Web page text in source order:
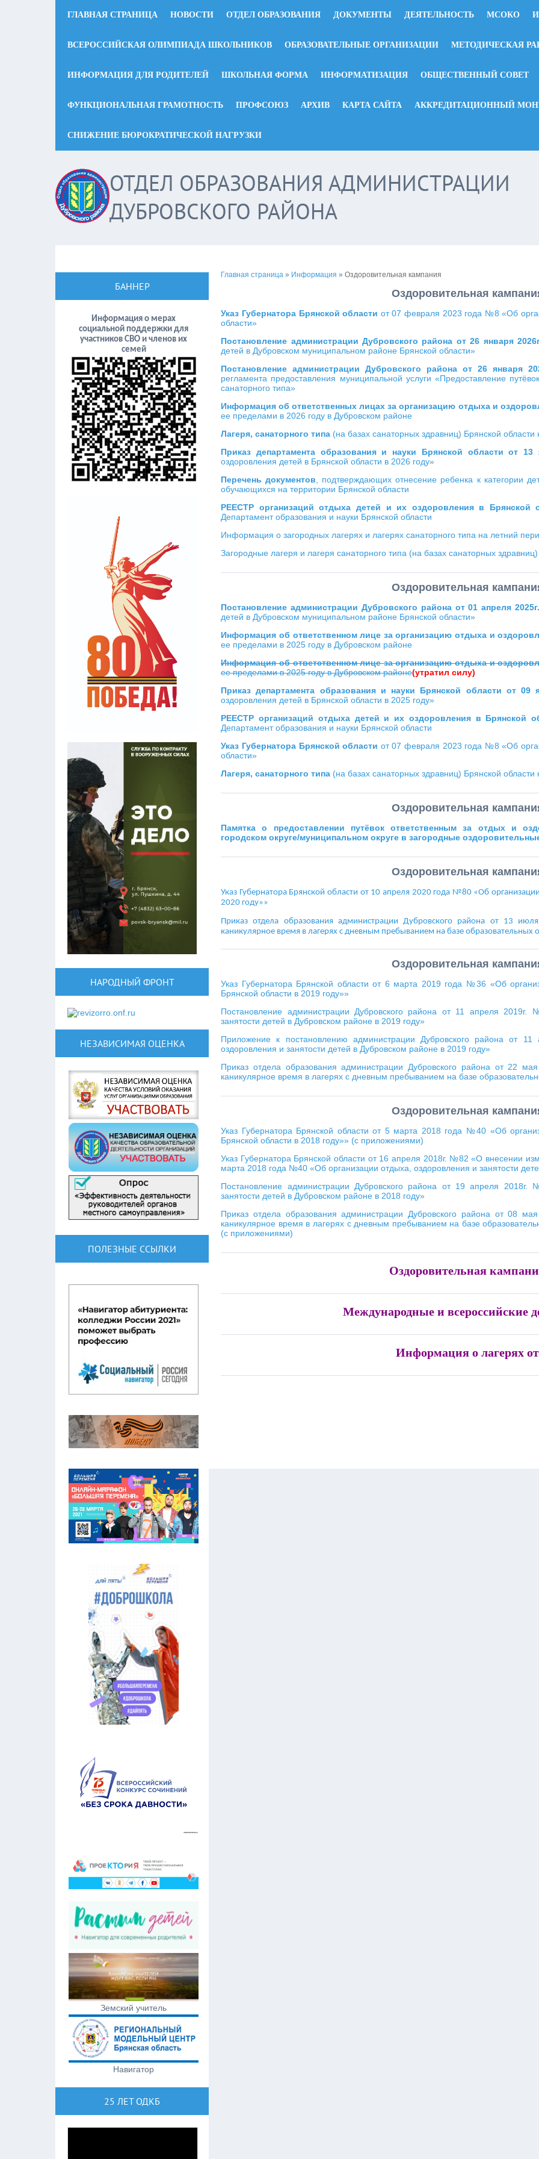
ГЛАВНАЯ СТРАНИЦА НОВОСТИ ОТДЕЛ ОБРАЗОВАНИЯ ДОКУМЕНТЫ ДЕЯТЕЛЬНОСТЬ МСОКО
ВСЕРОССИЙСКАЯ ОЛИМПИАДА ШКОЛЬНИКОВ ОБРАЗОВАТЕЛЬНЫЕ ОРГАНИЗАЦИИ МЕТОДИЧЕСКАЯ
ИНФОРМАЦИЯ ДЛЯ РОДИТЕЛЕЙ ШКОЛЬНАЯ ФОРМА ИНФОРМАТИЗАЦИЯ ОБЩЕСТВЕННЫЙ СОВЕТ
ФУНКЦИОНАЛЬНАЯ ГРАМОТНОСТЬ ПРОФСОЮЗ АРХИВ КАРТА САЙТА АККРЕДИТАЦИОННЫЙ
СНИЖЕНИЕ БЮРОКРАТИЧЕСКОЙ НАГРУЗКИ
ОТДЕЛ ОБРАЗОВАНИЯ АДМИНИСТРАЦИИ
ДУБРОВСКОГО РАЙОНА
Главная страница » Информация » Оздоровительная кампания
Оздоровительная
Указ Губернатора Брянской области от 07 февраля 2023 года №8 «Об
области»
Постановление администрации Дубровского района от 26 января
детей в Дубровском муниципальном районе Брянской области»
Постановление администрации Дубровского района от 26 января
регламента предоставления муниципальной услуги «Предоставление
санаторного типа»
Информация об ответственных лицах за организацию отдыха и
ее пределами в 2026 году в Дубровском районе
Лагеря, санаторного типа (на базах санаторных здравниц) Брянской
Приказ департамента образования и науки Брянской области от
оздоровления детей в Брянской области в 2026 году»
Перечень документов , подтверждающих отнесение ребенка к категории
обучающихся на территории Брянской области
РЕЕСТР организаций отдыха детей и их оздоровления в Брянской
Департамент образования и науки Брянской области
Информация о загородных лагерях и лагерях санаторного типа на летний
Загородные лагеря и лагеря санаторного типа (на базах санаторных
Оздоровительная
Постановление администрации Дубровского района от 01 апреля
детей в Дубровском муниципальном районе Брянской области»
Информация об ответственном лице за организацию отдыха и
ее пределами в 2025 году в Дубровском районе
Информация об ответственном лице за организацию отдыха и
ее пределами в 2025 году в Дубровском районе(утратил силу)
Приказ департамента образования и науки Брянской области от 09
оздоровления детей в Брянской области в 2025 году»
РЕЕСТР организаций отдыха детей и их оздоровления в Брянской
Департамент образования и науки Брянской области
Указ Губернатора Брянской области от 07 февраля 2023 года №8 «Об
области»
Лагеря, санаторного типа (на базах санаторных здравниц) Брянской
Оздоровительная
Памятка о предоставлении путёвок ответственным за отдых и
городском округе/муниципальном округе в загородные
Оздоровительная
Указ Губернатора Брянской области от 10 апреля 2020 года №80 «Об
2020 году»»
Приказ отдела образования администрации Дубровского района от 13
каникулярное время в лагерях с дневным пребыванием на базе образовательных
Оздоровительная
Указ Губернатора Брянской области от 6 марта 2019 года №36 «Об
Брянской области в 2019 году»»
Постановление администрации Дубровского района от 11 апреля
занятости детей в Дубровском районе в 2019 году»
Приложение к постановлению администрации Дубровского района от
оздоровления и занятости детей в Дубровском районе в 2019 году»
Приказ отдела образования администрации Дубровского района от 22
каникулярное время в лагерях с дневным пребыванием на базе
Оздоровительная
Указ Губернатора Брянской области от 5 марта 2018 года №40 «Об
Брянской области в 2018 году»» (с приложениями)
Указ Губернатора Брянской области от 16 апреля 2018г. №82 «О внесении
марта 2018 года №40 «Об организации отдыха, оздоровления и занятости
Постановление администрации Дубровского района от 19 апреля
занятости детей в Дубровском районе в 2018 году»
Приказ отдела образования администрации Дубровского района от 08
каникулярное время в лагерях с дневным пребыванием на базе
(с приложениями)
Оздоровительная
Международные и всероссийские
Информация о лагерях
БАННЕР
Информация о мерах
социальной поддержки для
участников СВО и членов их
семей
НАРОДНЫЙ ФРОНТ
НЕЗАВИСИМАЯ ОЦЕНКА
ПОЛЕЗНЫЕ ССЫЛКИ
Земский учитель
Навигатор
25 ЛЕТ ОДКБ